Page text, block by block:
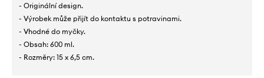
- Originální design.
- Výrobek může přijít do kontaktu s potravinami.
- Vhodné do myčky.
- Obsah: 600 ml.
- Rozměry: 15 x 6,5 cm.